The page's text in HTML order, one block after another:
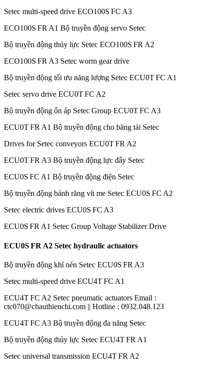
Setec multi-speed drive ECO100S FC A3
ECO100S FR A1 Bộ truyền động servo Setec
Bộ truyền động thủy lực Setec ECO100S FR A2
ECO100S FR A3 Setec worm gear drive
Bộ truyền động tối ưu năng lượng Setec ECU0T FC A1
Setec servo drive ECU0T FC A2
Bộ truyền động ổn áp Setec Group ECU0T FC A3
ECU0T FR A1 Bộ truyền động cho băng tải Setec
Drives for Setec conveyors ECU0T FR A2
ECU0T FR A3 Bộ truyền động lực đẩy Setec
ECU0S FC A1 Bộ truyền động điện Setec
Bộ truyền động bánh răng vít me Setec ECU0S FC A2
Setec electric drives ECU0S FC A3
ECU0S FR A1 Setec Group Voltage Stabilizer Drive
ECU0S FR A2 Setec hydraulic actuators
Bộ truyền động khí nén Setec ECU0S FR A3
Setec multi-speed drive ECU4T FC A1
ECU4T FC A2 Setec pneumatic actuators Email :
ctc070@chauthienchi.com || Hotline : 0932.048.123
ECU4T FC A3 Bộ truyền động đa năng Setec
Bộ truyền động thủy lực Setec ECU4T FR A1
Setec universal transmission ECU4T FR A2